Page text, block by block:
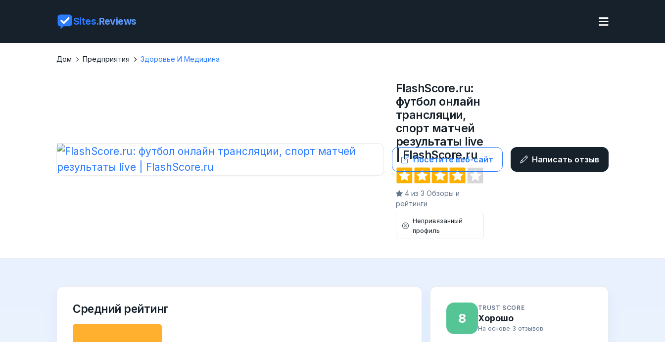
Sites.Reviews
Дом Предприятия Здоровье И Медицина
FlashScore.ru:
футбол онлайн
трансляции,
спорт матчей
результаты live
| FlashScore.ru
4 из 3 Обзоры и
рейтинги
Непривязанный
профиль
Посетите веб-сайт Написать отзыв
Средний рейтинг
8
TRUST SCORE
Хорошо
На основе 3 отзывов